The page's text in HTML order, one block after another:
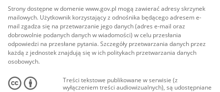
Strony dostępne w domenie www.gov.pl mogą zawierać adresy skrzynek
mailowych. Użytkownik korzystający z odnośnika będącego adresem e-
mail zgadza się na przetwarzanie jego danych (adres e-mail oraz
dobrowolnie podanych danych w wiadomości) w celu przesłania
odpowiedzi na przesłane pytania. Szczegóły przetwarzania danych przez
każdą z jednostek znajdują się w ich politykach przetwarzania danych
osobowych.
Treści tekstowe publikowane w serwisie (z
wyłączeniem treści audiowizualnych), są udostępniane